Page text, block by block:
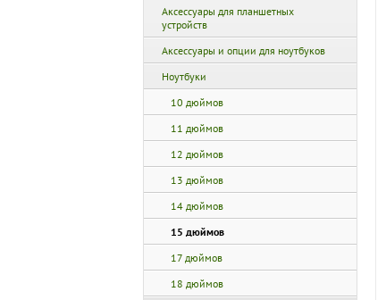
Аксессуары для планшетных
устройств
Аксессуары и опции для ноутбуков
Ноутбуки
10 дюймов
11 дюймов
12 дюймов
13 дюймов
14 дюймов
15 дюймов
17 дюймов
18 дюймов